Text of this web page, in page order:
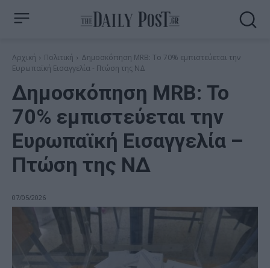
Αρχική Πολιτική
Δημοσκόπηση MRB: Το 70% εμπιστεύεται την
Ευρωπαϊκή Εισαγγελία - Πτώση της ΝΔ
Δημοσκόπηση MRB: Το
70% εμπιστεύεται την
Ευρωπαϊκή Εισαγγελία –
Πτώση της ΝΔ
07/05/2026